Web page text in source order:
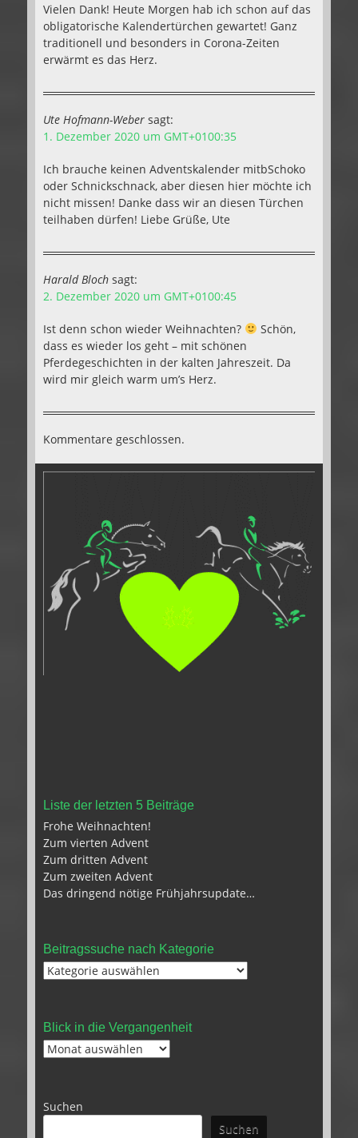
Vielen Dank! Heute Morgen hab ich schon auf das
obligatorische Kalendertürchen gewartet! Ganz
traditionell und besonders in Corona-Zeiten
erwärmt es das Herz.
Ute Hofmann-Weber sagt:
1. Dezember 2020 um GMT+0100:35
Ich brauche keinen Adventskalender mitbSchoko
oder Schnickschnack, aber diesen hier möchte ich
nicht missen! Danke dass wir an diesen Türchen
teilhaben dürfen! Liebe Grüße, Ute
Harald Bloch sagt:
2. Dezember 2020 um GMT+0100:45
Ist denn schon wieder Weihnachten?
Schön,
dass es wieder los geht – mit schönen
Pferdegeschichten in der kalten Jahreszeit. Da
wird mir gleich warm um’s Herz.
Kommentare geschlossen.
Liste der letzten 5 Beiträge
Frohe Weihnachten!
Zum vierten Advent
Zum dritten Advent
Zum zweiten Advent
Das dringend nötige Frühjahrsupdate…
Beitragssuche nach Kategorie
Beitragssuche
Blick in die Vergangenheit
Blick
Suchen
Suchen